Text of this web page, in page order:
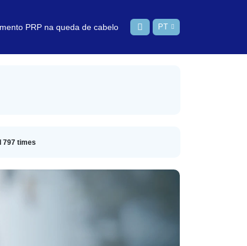
PRP na queda de cabelo PT
797times